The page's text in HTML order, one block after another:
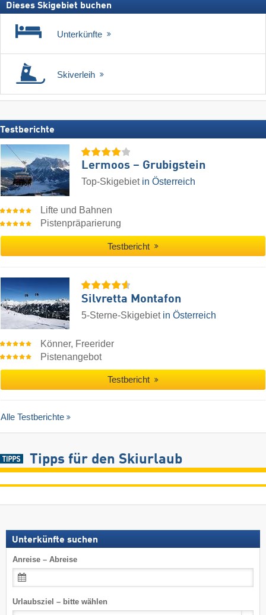
Dieses Skigebiet buchen
Unterkünfte
Skiverleih
Testberichte
Lermoos – Grubigstein
Top-Skigebiet in Österreich
Lifte und Bahnen
Pistenpräparierung
Testbericht
Silvretta Montafon
5-Sterne-Skigebiet in Österreich
Könner, Freerider
Pistenangebot
Testbericht
Alle Testberichte
Tipps für den Skiurlaub
Unterkünfte suchen
Anreise – Abreise
Urlaubsziel – bitte wählen